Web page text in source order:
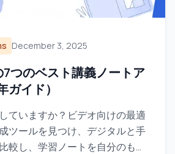
December 3, 2025
つのベスト講義ノートア
イド）
ていますか？ビデオ向けの最適
ツールを見つけ、デジタルと手
較し、学習ノートを自分のもの